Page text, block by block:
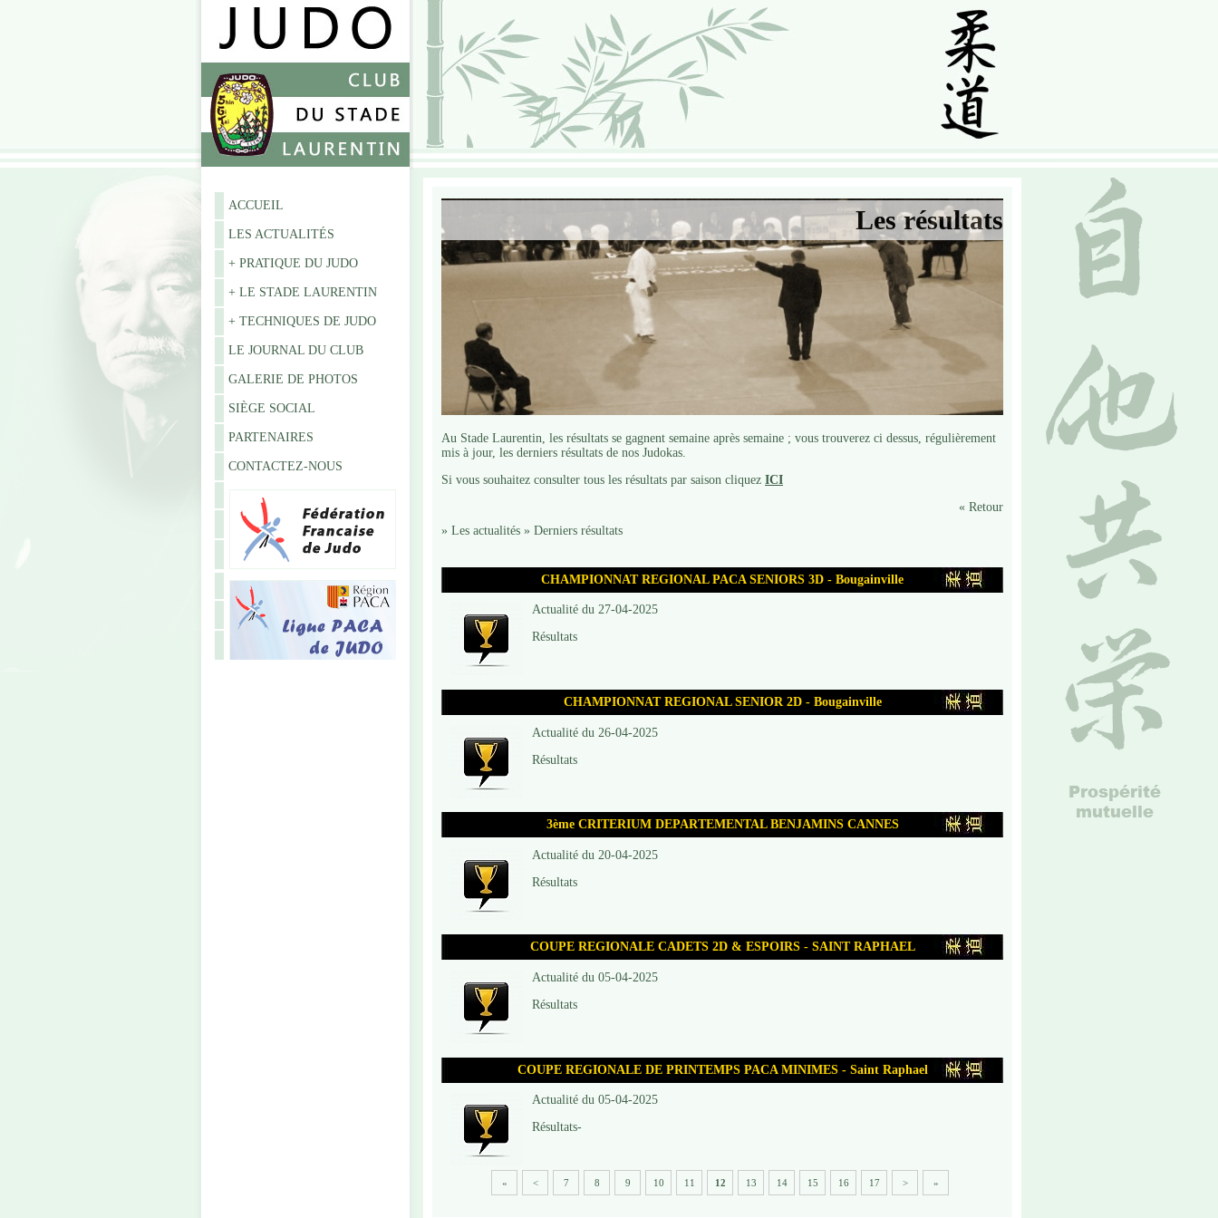
ACCUEIL
LES ACTUALITÉS
+ PRATIQUE DU JUDO
+ LE STADE LAURENTIN
+ TECHNIQUES DE JUDO
LE JOURNAL DU CLUB
GALERIE DE PHOTOS
SIÈGE SOCIAL
PARTENAIRES
CONTACTEZ-NOUS
Les résultats
Au Stade Laurentin, les résultats se gagnent semaine après semaine ; vous trouverez ci dessus, régulièrement
mis à jour, les derniers résultats de nos Judokas.
Si vous souhaitez consulter tous les résultats par saison cliquez ICI
« Retour
» Les actualités » Derniers résultats
CHAMPIONNAT REGIONAL PACA SENIORS 3D - Bougainville
Actualité du 27-04-2025
Résultats
CHAMPIONNAT REGIONAL SENIOR 2D - Bougainville
Actualité du 26-04-2025
Résultats
3ème CRITERIUM DEPARTEMENTAL BENJAMINS CANNES
Actualité du 20-04-2025
Résultats
COUPE REGIONALE CADETS 2D & ESPOIRS - SAINT RAPHAEL
Actualité du 05-04-2025
Résultats
COUPE REGIONALE DE PRINTEMPS PACA MINIMES - Saint Raphael
Actualité du 05-04-2025
Résultats-
« < 7 8 9 10 11 12 13 14 15 16 17 > »